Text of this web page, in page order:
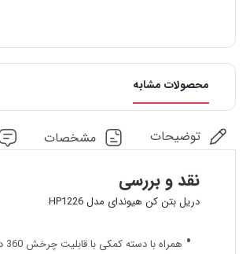
محصولات مشابه
توضیحات مشخصات
نقد و بررسی
دریل بتن کن هیوندای مدل HP1226
همراه با دسته کمکی با قابلیت چرخش 360 درجه